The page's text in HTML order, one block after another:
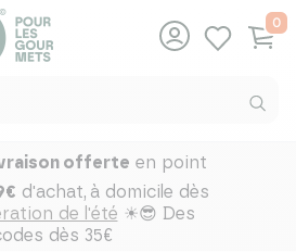
0
offerte en point
d'achat, à domicile dès
de l'été ☀😎 Des
dès 35€